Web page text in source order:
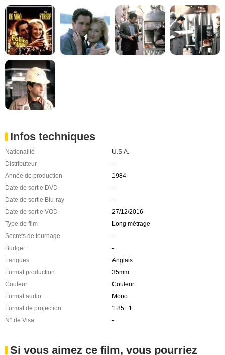
Infos techniques
Nationalité
U.S.A.
Distributeur
-
Année de production
1984
Date de sortie DVD
-
Date de sortie Blu-ray
-
Date de sortie VOD
27/12/2016
Type de film
Long métrage
Secrets de tournage
-
Budget
-
Langues
Anglais
Format production
35mm
Couleur
Couleur
Format audio
Mono
Format de projection
1.85 : 1
N° de Visa
-
Si vous aimez ce film, vous pourriez